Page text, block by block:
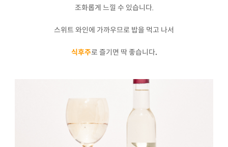
조화롭게 느낄 수 있습니다.
스위트 와인에 가까우므로 밥을 먹고 나서
식후주로 즐기면 딱 좋습니다.